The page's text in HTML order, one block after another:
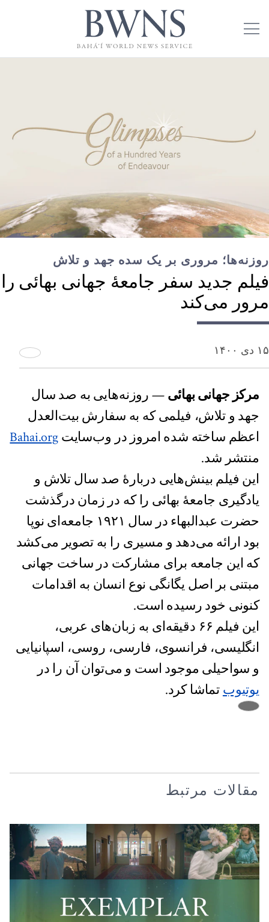
روزنه‌ها؛ مروری بر یک سده جهد و تلاش
فیلم جدید سفر جامعهٔ جهانی بهائی را
مرور می‌کند
۱۵ دی ۱۴۰۰
مرکز جهانی بهائی — روزنه‌هایی به صد سال
جهد و تلاش، فیلمی که به سفارش بیت‌العدل
اعظم ساخته شده امروز در وب‌سایتBahai.org
منتشر شد.
این فیلم بینش‌هایی دربارهٔ صد سال تلاش و
یادگیری جامعهٔ بهائی را که در زمان درگذشت
حضرت عبدالبهاء در سال ۱۹۲۱ جامعه‌ای نوپا
بود ارائه می‌دهد و مسیری را به تصویر می‌کشد
که این جامعه برای مشارکت در ساخت جهانی
مبتنی بر اصل یگانگی نوع انسان به اقدامات
کنونی خود رسیده است.
این فیلم ۶۶ دقیقه‌ای به زبان‌های عربی،
انگلیسی، فرانسوی، فارسی، روسی، اسپانیایی
و سواحیلی موجود است و می‌توان آن را در
یوتیوب تماشا کرد.
مقالات مرتبط